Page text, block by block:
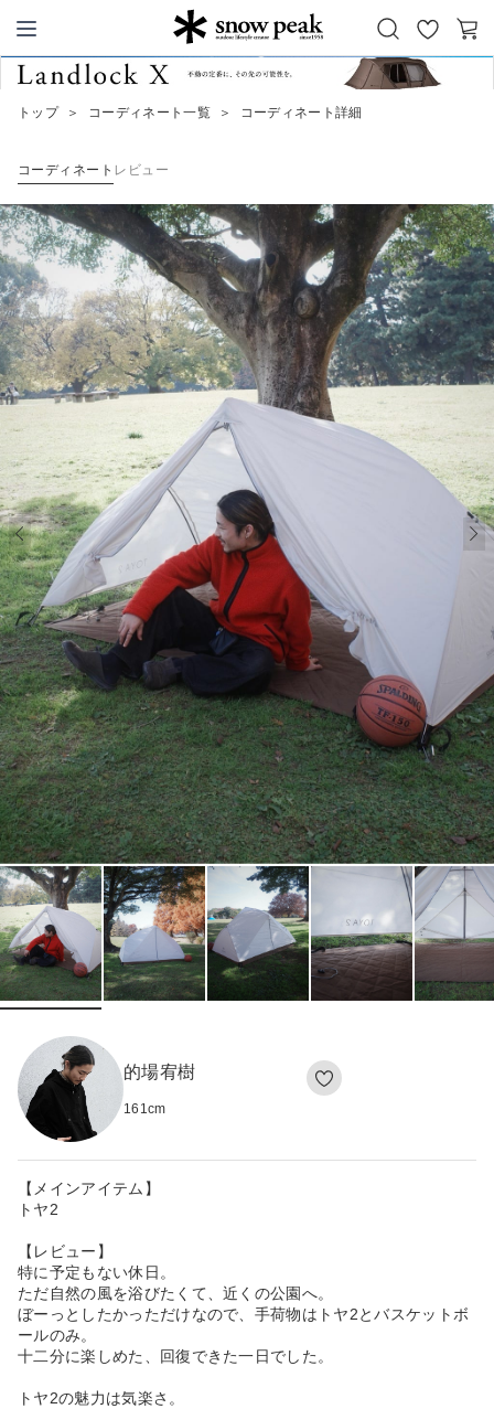
Snow Peak
お
気
カ
トップ ＞ コーディネート一覧 ＞ コーディネート詳細
コーディネート レビュー
的場宥樹
161cm
【メインアイテム】
トヤ2
【レビュー】
特に予定もない休日。
ただ自然の風を浴びたくて、近くの公園へ。
ぼーっとしたかっただけなので、手荷物はトヤ2とバスケットボ
ールのみ。
十二分に楽しめた、回復できた一日でした。
トヤ2の魅力は気楽さ。